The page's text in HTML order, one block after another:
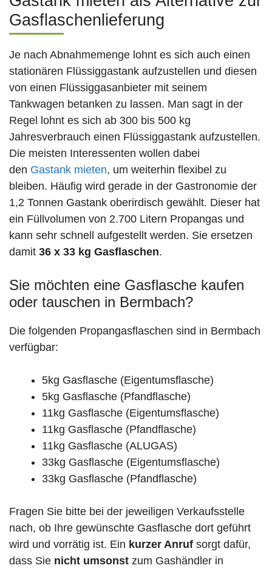
Gasflaschenlieferung
Je nach Abnahmemenge lohnt es sich auch einen
stationären Flüssiggastank aufzustellen und diesen
von einen Flüssiggasanbieter mit seinem
Tankwagen betanken zu lassen. Man sagt in der
Regel lohnt es sich ab 300 bis 500 kg
Jahresverbrauch einen Flüssiggastank aufzustellen.
Die meisten Interessenten wollen dabei
den Gastank mieten, um weiterhin flexibel zu
bleiben. Häufig wird gerade in der Gastronomie der
1,2 Tonnen Gastank oberirdisch gewählt. Dieser hat
ein Füllvolumen von 2.700 Litern Propangas und
kann sehr schnell aufgestellt werden. Sie ersetzen
damit 36 x 33 kg Gasflaschen.
Sie möchten eine Gasflasche kaufen
oder tauschen in Bermbach?
Die folgenden Propangasflaschen sind in Bermbach
verfügbar:
5kg Gasflasche (Eigentumsflasche)
5kg Gasflasche (Pfandflasche)
11kg Gasflasche (Eigentumsflasche)
11kg Gasflasche (Pfandflasche)
11kg Gasflasche (ALUGAS)
33kg Gasflasche (Eigentumsflasche)
33kg Gasflasche (Pfandflasche)
Fragen Sie bitte bei der jeweiligen Verkaufsstelle
nach, ob Ihre gewünschte Gasflasche dort geführt
wird und vorrätig ist. Ein kurzer Anruf sorgt dafür,
dass Sie nicht umsonst zum Gashändler in